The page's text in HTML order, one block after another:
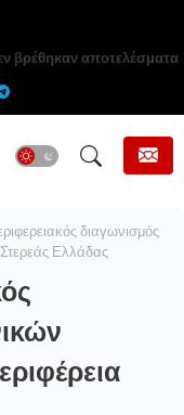
βρέθηκαν αποτελέσματα
διαγωνισμός
Ελλάδας